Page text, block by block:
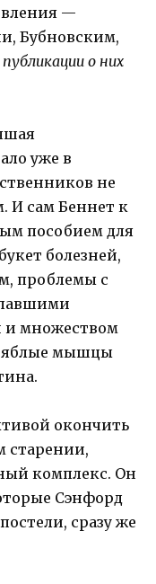
—
Бубновским,
о них
уже в
не
И сам Беннет к
пособием для
болезней,
проблемы с
и множеством
мышцы
окончить
старении,
комплекс. Он
Сэнфорд
сразу же